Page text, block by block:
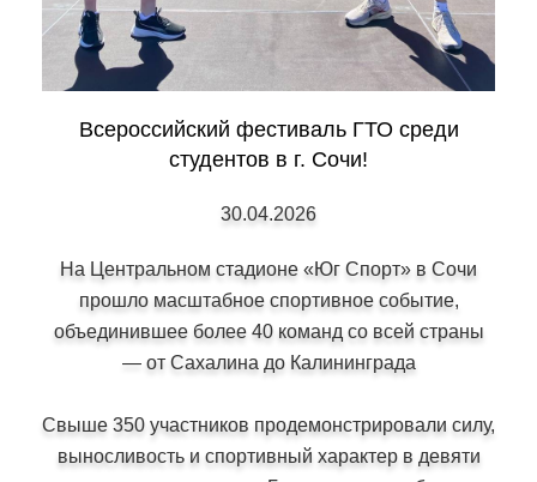
Всероссийский фестиваль ГТО среди
студентов в г. Сочи!
30.04.2026
На Центральном стадионе «Юг Спорт» в Сочи
прошло масштабное спортивное событие,
объединившее более 40 команд со всей страны
— от Сахалина до Калининграда
Свыше 350 участников продемонстрировали силу,
выносливость и спортивный характер в девяти